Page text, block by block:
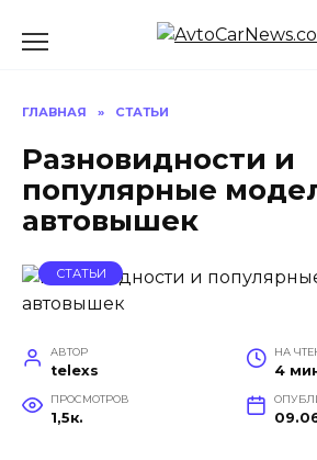
ГЛАВНАЯ » СТАТЬИ
Разновидности и
популярные
автовышек
СТАТЬИ
АВТОР
telexs
НА
4
ПРОСМОТРОВ
1,5к.